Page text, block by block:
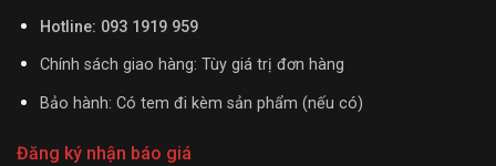
Hotline: 093 1919 959
Chính sách giao hàng: Tùy giá trị đơn hàng
Bảo hành: Có tem đi kèm sản phẩm (nếu có)
Đăng ký nhận báo giá